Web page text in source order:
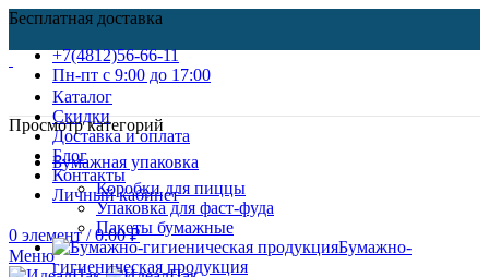
Бесплатная доставка
+7(4812)56-66-11
Пн-пт c 9:00 до 17:00
Каталог
Скидки
Доставка и оплата
Блог
Контакты
Личный кабинет
0 элемент / 0.00₽
Меню
Просмотр категорий
Бумажная упаковка
Коробки для пиццы
Упаковка для фаст-фуда
Пакеты бумажные
Бумажно-
гигиеническая продукция